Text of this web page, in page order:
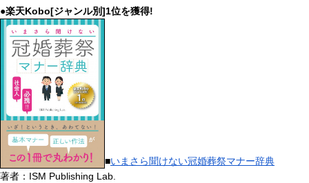
●楽天Kobo[ジャンル別]1位を獲得!
■いまさら聞けない冠婚葬祭マナー辞典
著者：ISM Publishing Lab.